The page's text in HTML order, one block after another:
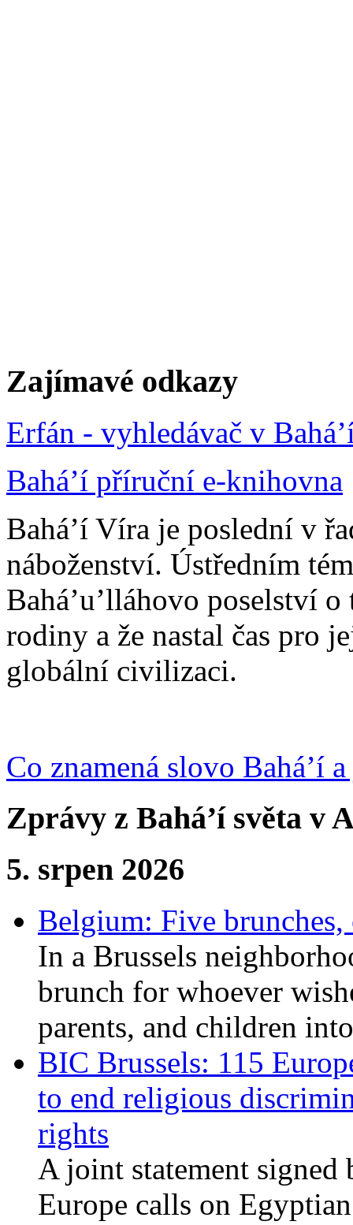
Zajímavé odkazy
Erfán - vyhledávač v
Bahá’í příruční e-knihovna
Bahá’í Víra je poslední v
náboženství. Ústředním
Bahá’u’lláhovo poselství
rodiny a že nastal čas pro
globální civilizaci.
Co znamená slovo Bahá’í
Zprávy z Bahá’í světa v
5. srpen 2026
Belgium: Five
In a Brussels
brunch for whoever
parents, and children
BIC Brussels: 115
to end religious
rights
A joint statement signed
Europe calls on